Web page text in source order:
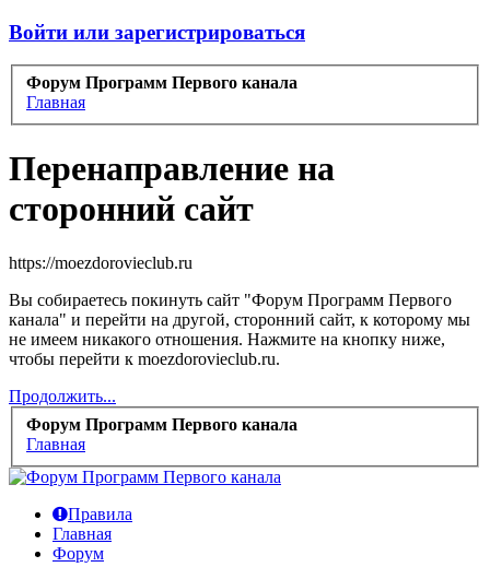
Войти или зарегистрироваться
Форум Программ Первого канала
Главная
Перенаправление на
сторонний сайт
https://moezdorovieclub.ru
Вы собираетесь покинуть сайт "Форум Программ Первого
канала" и перейти на другой, сторонний сайт, к которому мы
не имеем никакого отношения. Нажмите на кнопку ниже,
чтобы перейти к moezdorovieclub.ru.
Продолжить...
Форум Программ Первого канала
Главная
Правила
Главная
Форум